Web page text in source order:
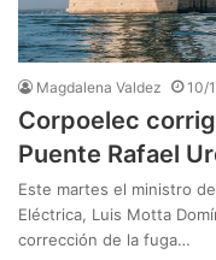
Magdalena Valdez 10/
Corpoelec
Puente Rafael
Este martes el ministro
Eléctrica, Luis Motta
corrección de la fuga…